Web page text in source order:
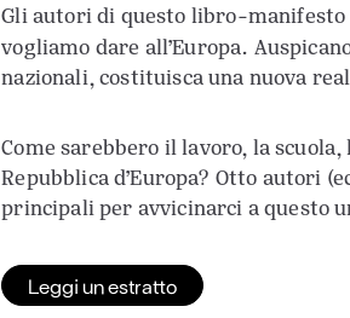
Gli autori di questo libro-manifesto
vogliamo dare all’Europa.
nazionali, costituisca una nuova
Come sarebbero il lavoro, la
Repubblica d’Europa? Otto
principali per avvicinarci a questo
Leggi un estratto